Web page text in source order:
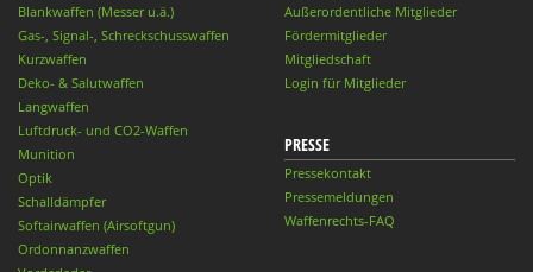
Blankwaffen (Messer u.ä.)
Gas-, Signal-, Schreckschusswaffen
Kurzwaffen
Deko- & Salutwaffen
Langwaffen
Luftdruck- und CO2-Waffen
Munition
Optik
Schalldämpfer
Softairwaffen (Airsoftgun)
Ordonnanzwaffen
Außerordentliche Mitglieder
Fördermitglieder
Mitgliedschaft
Login für Mitglieder
PRESSE
Pressekontakt
Pressemeldungen
Waffenrechts-FAQ